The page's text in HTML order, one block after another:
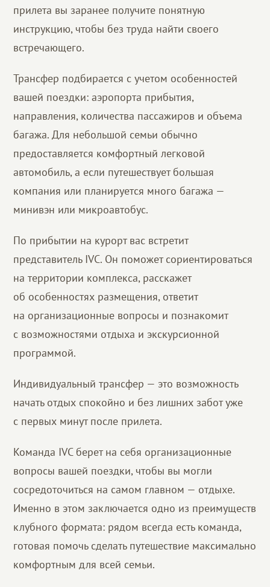
прилета вы заранее получите понятную
инструкцию, чтобы без труда найти своего
встречающего.
Трансфер подбирается с учетом особенностей
вашей поездки: аэропорта прибытия,
направления, количества пассажиров и объема
багажа. Для небольшой семьи обычно
предоставляется комфортный легковой
автомобиль, а если путешествует большая
компания или планируется много багажа —
минивэн или микроавтобус.
По прибытии на курорт вас встретит
представитель IVC. Он поможет сориентироваться
на территории комплекса, расскажет
об особенностях размещения, ответит
на организационные вопросы и познакомит
с возможностями отдыха и экскурсионной
программой.
Индивидуальный трансфер — это возможность
начать отдых спокойно и без лишних забот уже
с первых минут после прилета.
Команда IVC берет на себя организационные
вопросы вашей поездки, чтобы вы могли
сосредоточиться на самом главном — отдыхе.
Именно в этом заключается одно из преимуществ
клубного формата: рядом всегда есть команда,
готовая помочь сделать путешествие максимально
комфортным для всей семьи.